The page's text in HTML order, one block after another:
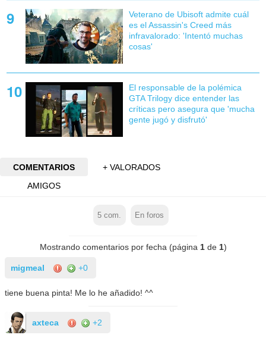
Veterano de Ubisoft admite cuál
es el Assassin's Creed más
infravalorado: 'Intentó muchas
cosas'
El responsable de la polémica
GTA Trilogy dice entender las
críticas pero asegura que 'mucha
gente jugó y disfrutó'
COMENTARIOS
+ VALORADOS
AMIGOS
5 com. En foros
Mostrando comentarios por fecha (página 1de 1)
migmeal +0
tiene buena pinta! Me lo he añadido! ^^
axteca +2